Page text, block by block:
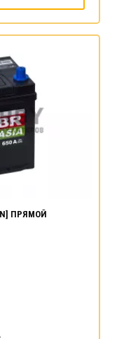
ПРЯМОЙ